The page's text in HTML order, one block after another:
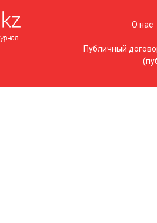
О нас
Публичный